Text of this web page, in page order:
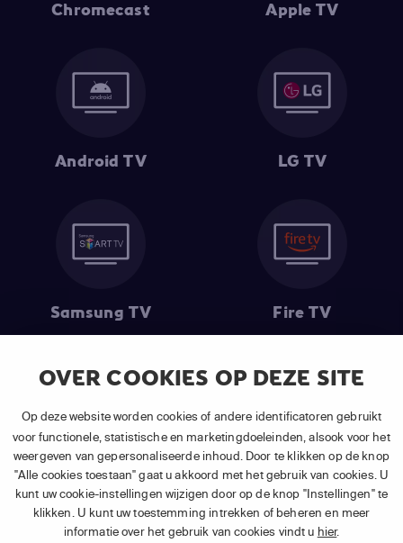
OVER COOKIES OP DEZE SITE
Op deze website worden cookies of andere identificatoren gebruikt
voor functionele, statistische en marketingdoeleinden, alsook voor het
weergeven van gepersonaliseerde inhoud. Door te klikken op de knop
"Alle cookies toestaan" gaat u akkoord met het gebruik van cookies. U
kunt uw cookie-instellingen wijzigen door op de knop "Instellingen" te
klikken. U kunt uw toestemming intrekken of beheren en meer
informatie over het gebruik van cookies vindt u hier.
Chromecast Apple TV
Android TV LG TV
Samsung TV Fire TV
(1) De eerste 30 dagen gratis: Geldig op alle nieuwe abonnementen
van APP TV Light, Basic of Plus.
(2) Prijs abonnement : Incl. BTW.
(3) Restart & Replayis beschikbaar voorvolgende zendersafhankelijk
van je gekozen pakket.